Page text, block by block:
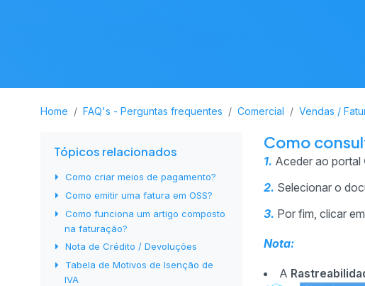
Home FAQ's - Perguntas frequentes Comercial Vendas /
Tópicos relacionados
Como criar meios de pagamento?
Como emitir uma fatura em OSS?
Como funciona um artigo composto
na faturação?
Nota de Crédito / Devoluções
Tabela de Motivos de Isenção de
IVA
Como
1. Aceder ao portal
2. Selecionar o
3. Por fim, clicar em
Nota:
A